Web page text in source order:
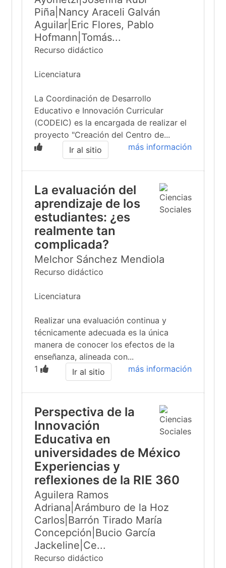
Piña|Nancy Araceli Galván
Aguilar|Eric Flores, Pablo
Hofmann|Tomás...
Recurso didáctico
Licenciatura
La Coordinación de Desarrollo
Educativo e Innovación Curricular
(CODEIC) es la encargada de realizar el
proyecto "Creación del Centro de...
más información
Ir al sitio
La evaluación del
aprendizaje de los
estudiantes: ¿es
realmente tan
complicada?
Melchor Sánchez Mendiola
Recurso didáctico
Licenciatura
Realizar una evaluación continua y
técnicamente adecuada es la única
manera de conocer los efectos de la
enseñanza, alineada con...
1
más información
Ir al sitio
Perspectiva de la
Innovación
Educativa en
universidades de México
Experiencias y
reflexiones de la RIE 360
Aguilera Ramos
Adriana|Arámburo de la Hoz
Carlos|Barrón Tirado María
Concepción|Bucio García
Jackeline|Ce...
Recurso didáctico